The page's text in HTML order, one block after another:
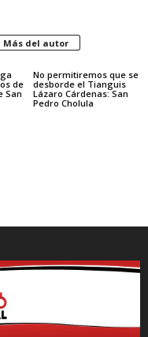
Más del autor
de
San
No permitiremos que se
desborde el Tianguis
Lázaro Cárdenas: San
Pedro Cholula